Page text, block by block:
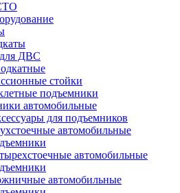
ДВС
стойки
подъемники
автомобильные
для подъемников
автомобильные
автомобильные
автомобильные